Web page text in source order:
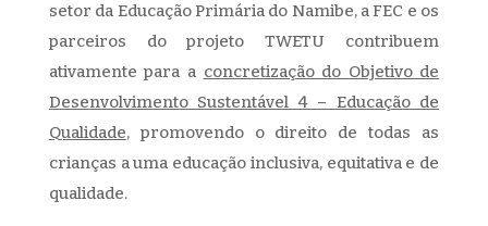
setor da Educação Primária do Namibe, a FEC e os
parceiros do projeto TWETU contribuem
ativamente para a concretização do Objetivo de
Desenvolvimento Sustentável 4 – Educação de
Qualidade, promovendo o direito de todas as
crianças a uma educação inclusiva, equitativa e de
qualidade.